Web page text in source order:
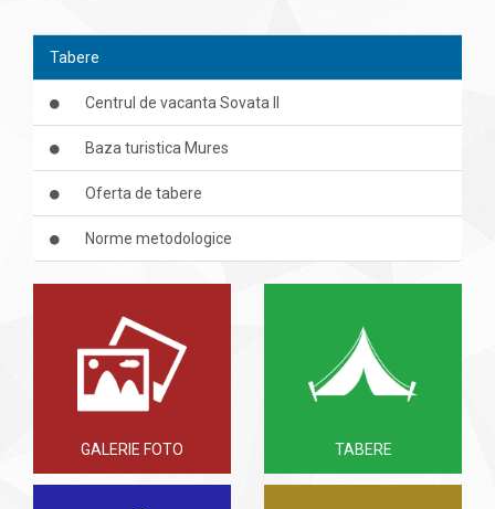
Tabere
Centrul de vacanta Sovata II
Baza turistica Mures
Oferta de tabere
Norme metodologice
GALERIE FOTO TABERE